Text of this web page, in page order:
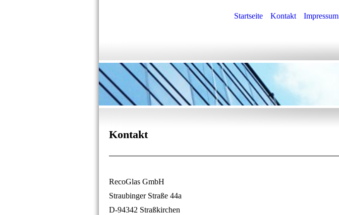
Startseite Kontakt Impressum
Kontakt
RecoGlas GmbH
Straubinger Straße 44a
D-94342 Straßkirchen